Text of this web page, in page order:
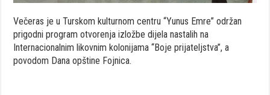
Večeras je u Turskom kulturnom centru “Yunus Emre” održan
prigodni program otvorenja izložbe dijela nastalih na
Internacionalnim likovnim kolonijama “Boje prijateljstva”, a
povodom Dana opštine Fojnica.